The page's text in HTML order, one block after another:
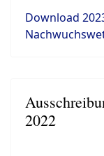
Download
2022